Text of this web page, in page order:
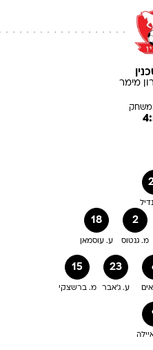
מימר
18
ע. עוסמאן
2
מ. גנטוס
15
מ. ברשצקי
23
ע. ג'אבר